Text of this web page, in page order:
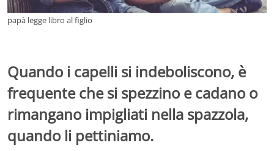
papà legge libro al figlio
Quando i capelli si indeboliscono, è
frequente che si spezzino e cadano o
rimangano impigliati nella spazzola,
quando li pettiniamo.